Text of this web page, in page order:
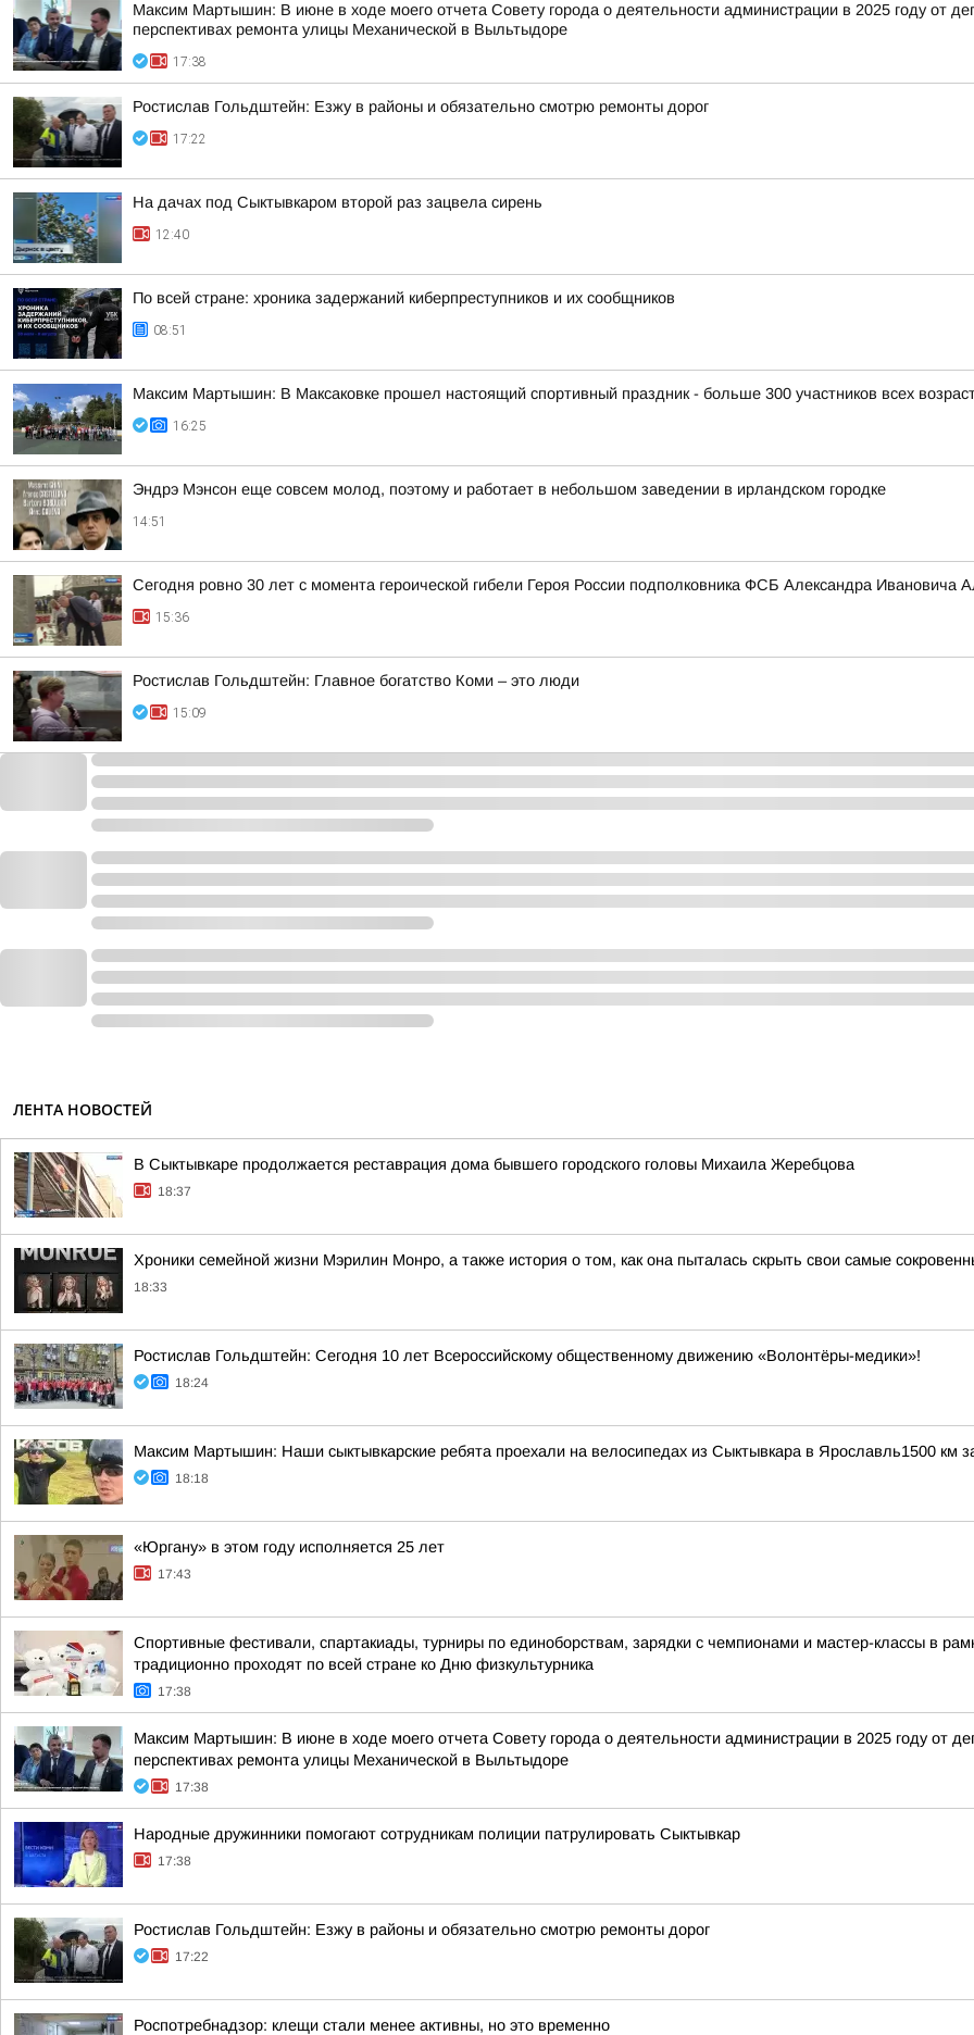
Максим Мартышин: В июне в ходе моего отчета Совету города о деятельности администрации в 2025 году от
перспективах ремонта улицы Механической в Выльтыдоре
17:38
Ростислав Гольдштейн: Езжу в районы и обязательно смотрю ремонты дорог
17:22
На дачах под Сыктывкаром второй раз зацвела сирень
12:40
По всей стране: хроника задержаний киберпреступников и их сообщников
08:51
Максим Мартышин: В Максаковке прошел настоящий спортивный праздник - больше 300 участников всех
16:25
Эндрэ Мэнсон еще совсем молод, поэтому и работает в небольшом заведении в ирландском городке
14:51
Сегодня ровно 30 лет с момента героической гибели Героя России подполковника ФСБ Александра Ивановича
15:36
Ростислав Гольдштейн: Главное богатство Коми – это люди
15:09
ЛЕНТА НОВОСТЕЙ
В Сыктывкаре продолжается реставрация дома бывшего городского головы Михаила Жеребцова
18:37
Хроники семейной жизни Мэрилин Монро, а также история о том, как она пыталась скрыть свои самые
18:33
Ростислав Гольдштейн: Сегодня 10 лет Всероссийскому общественному движению «Волонтёры-медики»!
18:24
Максим Мартышин: Наши сыктывкарские ребята проехали на велосипедах из Сыктывкара в Ярославль1500 км
18:18
«Юргану» в этом году исполняется 25 лет
17:43
Спортивные фестивали, спартакиады, турниры по единоборствам, зарядки с чемпионами и мастер-классы в
традиционно проходят по всей стране ко Дню физкультурника
17:38
Максим Мартышин: В июне в ходе моего отчета Совету города о деятельности администрации в 2025 году от
перспективах ремонта улицы Механической в Выльтыдоре
17:38
Народные дружинники помогают сотрудникам полиции патрулировать Сыктывкар
17:38
Ростислав Гольдштейн: Езжу в районы и обязательно смотрю ремонты дорог
17:22
Роспотребнадзор: клещи стали менее активны, но это временно